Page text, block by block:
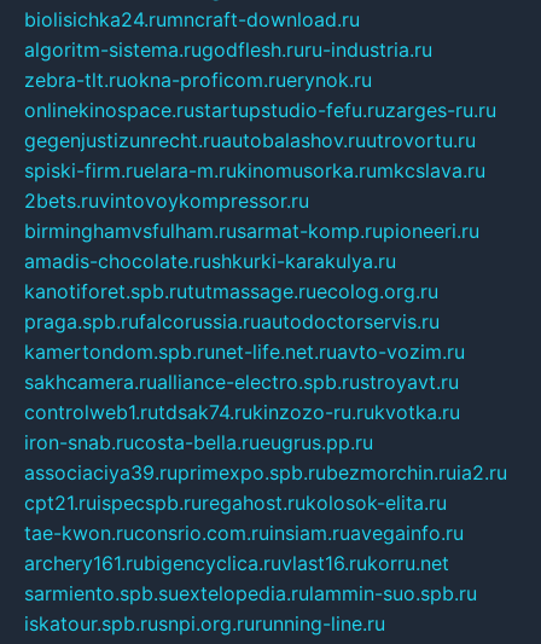
biolisichka24.rumncraft-download.ru
algoritm-sistema.rugodflesh.ruru-industria.ru
zebra-tlt.ruokna-proficom.ruerynok.ru
onlinekinospace.rustartupstudio-fefu.ruzarges-ru.ru
gegenjustizunrecht.ruautobalashov.ruutrovortu.ru
spiski-firm.ruelara-m.rukinomusorka.rumkcslava.ru
2bets.ruvintovoykompressor.ru
birminghamvsfulham.rusarmat-komp.rupioneeri.ru
amadis-chocolate.rushkurki-karakulya.ru
kanotiforet.spb.rututmassage.ruecolog.org.ru
praga.spb.rufalcorussia.ruautodoctorservis.ru
kamertondom.spb.runet-life.net.ruavto-vozim.ru
sakhcamera.rualliance-electro.spb.rustroyavt.ru
controlweb1.rutdsak74.rukinzozo-ru.rukvotka.ru
iron-snab.rucosta-bella.rueugrus.pp.ru
associaciya39.ruprimexpo.spb.rubezmorchin.ruia2.ru
cpt21.ruispecspb.ruregahost.rukolosok-elita.ru
tae-kwon.ruconsrio.com.ruinsiam.ruavegainfo.ru
archery161.rubigencyclica.ruvlast16.rukorru.net
sarmiento.spb.suextelopedia.rulammin-suo.spb.ru
iskatour.spb.rusnpi.org.rurunning-line.ru